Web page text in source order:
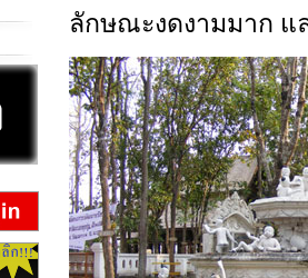
ลักษณะงดงามมาก แ